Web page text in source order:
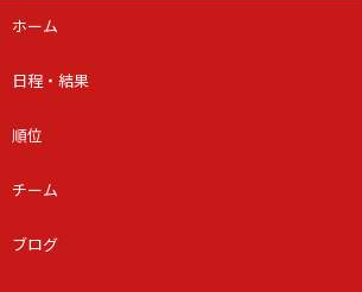
ホーム
日程・結果
順位
チーム
ブログ